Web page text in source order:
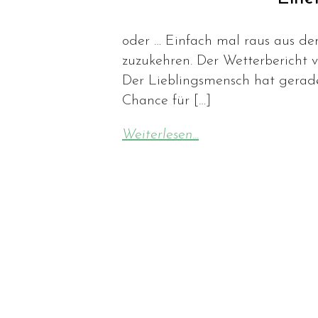
oder … Einfach mal raus aus
zuzukehren. Der Wetterbericht
Der Lieblingsmensch hat
Chance für […]
Weiterlesen...